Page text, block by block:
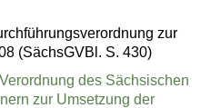
zur
(SächsGVBl. S. 430)
Verordnung des Sächsischen
zur Umsetzung der